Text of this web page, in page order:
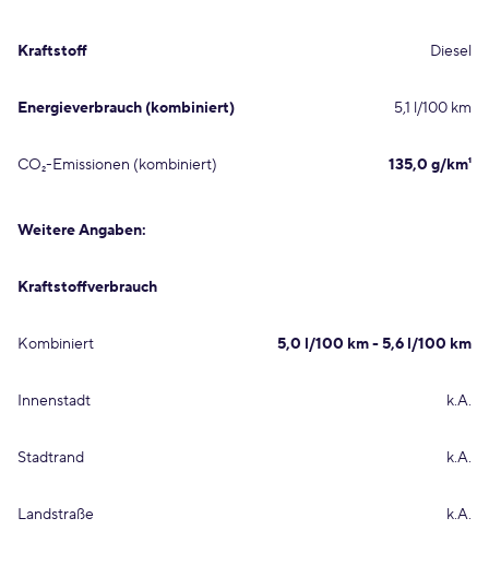
Kraftstoff Diesel
Energieverbrauch (kombiniert) 5,1 l/100 km
CO₂-Emissionen (kombiniert) 135,0 g/km¹
Weitere Angaben:
Kraftstoffverbrauch
Kombiniert 5,0 l/100 km - 5,6 l/100 km
Innenstadt k.A.
Stadtrand k.A.
Landstraße k.A.